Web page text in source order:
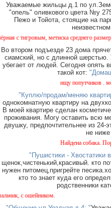
Уважаемые жильцы д.1 по
"опель" оливкового цвета №у
Пежо и Тойота, стоящие на
метиска среднего размера,
Во втором подъезде 23 дома
сиамский, но с длинной шерстью.
убегает от людей. Сегодня опять
такой кот:
ищу попутчиков .
"Куплю/продам/меняю
однокомнатную квартиру на
В моей квартире сделан
проживания. Могу оставить всю
двушку, предпочтительнее из
не
Найдена собака.
"Пушистики - Хвостатики
щенок,чистенький,красивый. кто
нужен питомец,пригрейте
кто то знает куда его
родственники
с ошейником.